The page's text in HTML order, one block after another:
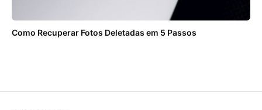
Como Recuperar Fotos Deletadas em 5 Passos